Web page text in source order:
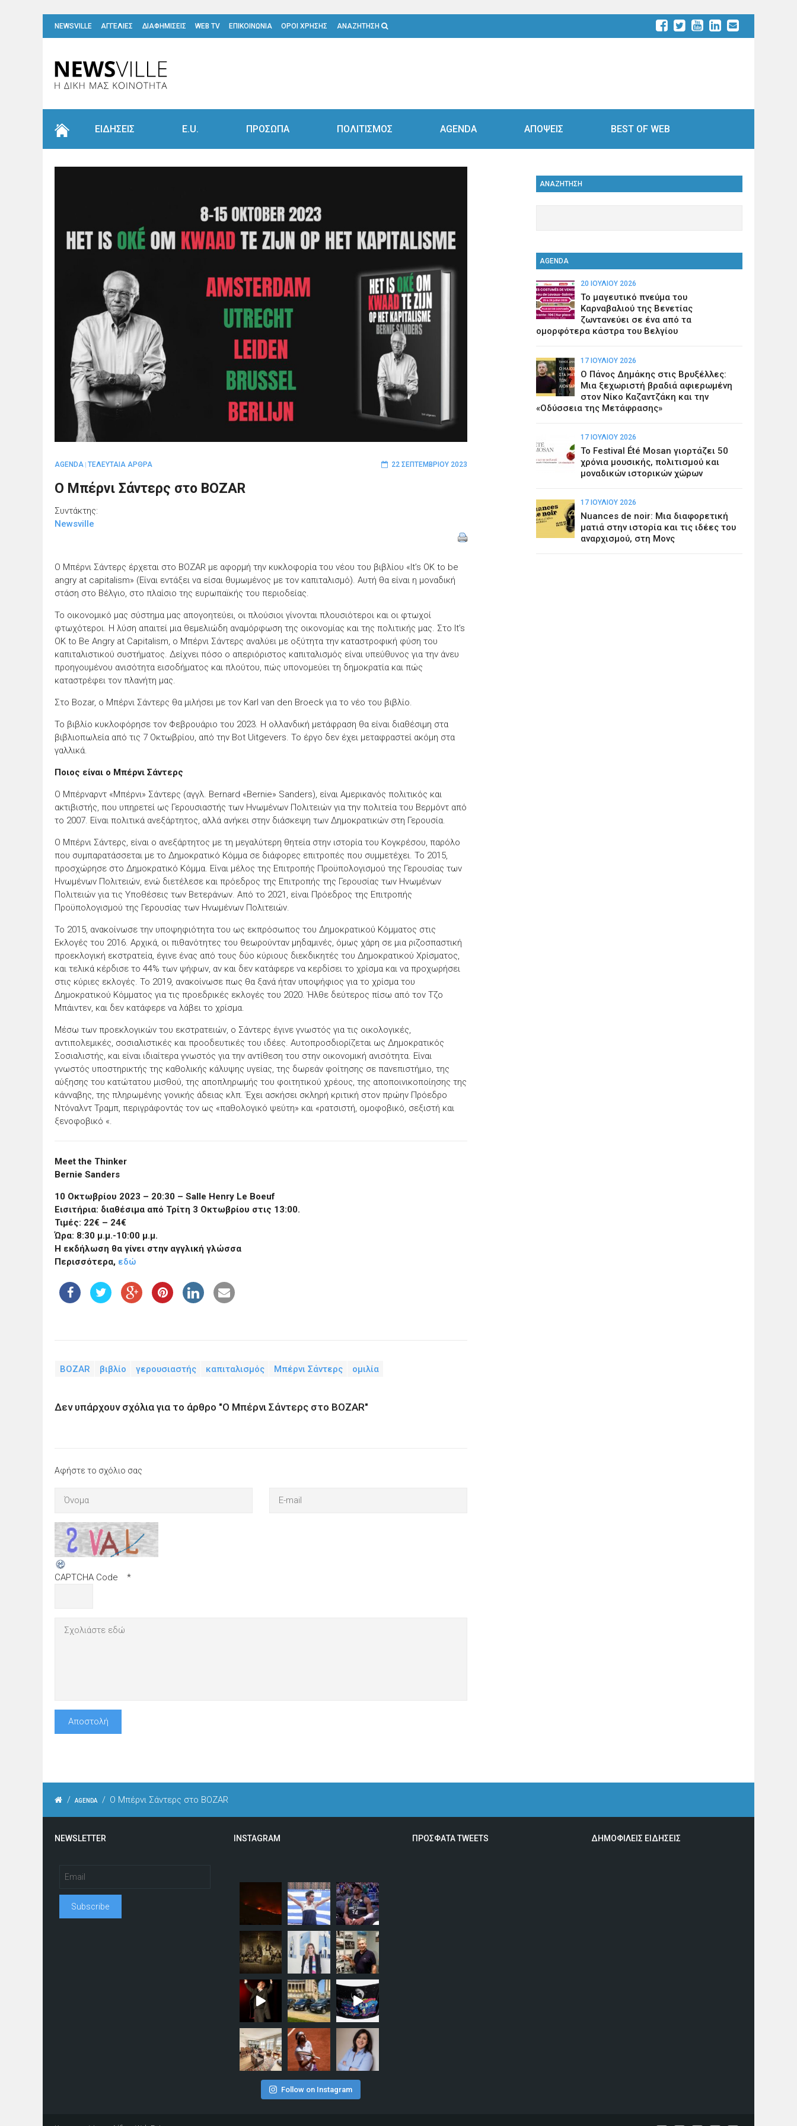
NEWSVILLE ΑΓΓΕΛΙΕΣ ΔΙΑΦΗΜΙΣΕΙΣ WEB TV ΕΠΙΚΟΙΝΩΝΙΑ ΟΡΟΙ ΧΡΗΣΗΣ ΑΝΑΖΗΤΗΣΗ
ΕΙΔΗΣΕΙΣ E.U. ΠΡΟΣΩΠΑ ΠΟΛΙΤΙΣΜΟΣ AGENDA ΑΠΟΨΕΙΣ BEST OF WEB
22 ΣΕΠΤΕΜΒΡΊΟΥ 2023
AGENDA ΤΕΛΕΥΤΑΙΑ ΑΡΘΡΑ
Ο Μπέρνι Σάντερς στο BOZAR
Συντάκτης:
Newsville
Ο Μπέρνι Σάντερς έρχεται στο BOZAR με αφορμή την κυκλοφορία του νέου του βιβλίου «It’s OK to be
angry at capitalism» (Είναι εντάξει να είσαι θυμωμένος με τον καπιταλισμό). Αυτή θα είναι η μοναδική
στάση στο Βέλγιο, στο πλαίσιο της ευρωπαϊκής του περιοδείας.
Το οικονομικό μας σύστημα μας απογοητεύει, οι πλούσιοι γίνονται πλουσιότεροι και οι φτωχοί
φτωχότεροι. Η λύση απαιτεί μια θεμελιώδη αναμόρφωση της οικονομίας και της πολιτικής μας. Στο It’s
OK to Be Angry at Capitalism, ο Μπέρνι Σάντερς αναλύει με οξύτητα την καταστροφική φύση του
καπιταλιστικού συστήματος. Δείχνει πόσο ο απεριόριστος καπιταλισμός είναι υπεύθυνος για την άνευ
προηγουμένου ανισότητα εισοδήματος και πλούτου, πώς υπονομεύει τη δημοκρατία και πώς
καταστρέφει τον πλανήτη μας.
Στο Bozar, ο Μπέρνι Σάντερς θα μιλήσει με τον Karl van den Broeck για το νέο του βιβλίο.
Το βιβλίο κυκλοφόρησε τον Φεβρουάριο του 2023. Η ολλανδική μετάφραση θα είναι διαθέσιμη στα
βιβλιοπωλεία από τις 7 Οκτωβρίου, από την Bot Uitgevers. Το έργο δεν έχει μεταφραστεί ακόμη στα
γαλλικά.
Ποιος είναι ο Μπέρνι Σάντερς
Ο Μπέρναρντ «Μπέρνι» Σάντερς (αγγλ. Bernard «Bernie» Sanders), είναι Αμερικανός πολιτικός και
ακτιβιστής, που υπηρετεί ως Γερουσιαστής των Ηνωμένων Πολιτειών για την πολιτεία του Βερμόντ από
το 2007. Είναι πολιτικά ανεξάρτητος, αλλά ανήκει στην διάσκεψη των Δημοκρατικών στη Γερουσία.
Ο Μπέρνι Σάντερς, είναι ο ανεξάρτητος με τη μεγαλύτερη θητεία στην ιστορία του Κογκρέσου, παρόλο
που συμπαρατάσσεται με το Δημοκρατικό Κόμμα σε διάφορες επιτροπές που συμμετέχει. Το 2015,
προσχώρησε στο Δημοκρατικό Κόμμα. Είναι μέλος της Επιτροπής Προϋπολογισμού της Γερουσίας των
Ηνωμένων Πολιτειών, ενώ διετέλεσε και πρόεδρος της Επιτροπής της Γερουσίας των Ηνωμένων
Πολιτειών για τις Υποθέσεις των Βετεράνων. Από το 2021, είναι Πρόεδρος της Επιτροπής
Προϋπολογισμού της Γερουσίας των Ηνωμένων Πολιτειών.
To 2015, ανακοίνωσε την υποψηφιότητα του ως εκπρόσωπος του Δημοκρατικού Κόμματος στις
Εκλογές του 2016. Αρχικά, οι πιθανότητες του θεωρούνταν μηδαμινές, όμως χάρη σε μια ριζοσπαστική
προεκλογική εκστρατεία, έγινε ένας από τους δύο κύριους διεκδικητές του Δημοκρατικού Χρίσματος,
και τελικά κέρδισε το 44% των ψήφων, αν και δεν κατάφερε να κερδίσει το χρίσμα και να προχωρήσει
στις κύριες εκλογές. Το 2019, ανακοίνωσε πως θα ξανά ήταν υποψήφιος για το χρίσμα του
Δημοκρατικού Κόμματος για τις προεδρικές εκλογές του 2020. Ήλθε δεύτερος πίσω από τον Τζο
Μπάιντεν, και δεν κατάφερε να λάβει το χρίσμα.
Μέσω των προεκλογικών του εκστρατειών, ο Σάντερς έγινε γνωστός για τις οικολογικές,
αντιπολεμικές, σοσιαλιστικές και προοδευτικές του ιδέες. Αυτοπροσδιορίζεται ως Δημοκρατικός
Σοσιαλιστής, και είναι ιδιαίτερα γνωστός για την αντίθεση του στην οικονομική ανισότητα. Είναι
γνωστός υποστηρικτής της καθολικής κάλυψης υγείας, της δωρεάν φοίτησης σε πανεπιστήμιο, της
αύξησης του κατώτατου μισθού, της αποπληρωμής του φοιτητικού χρέους, της αποποινικοποίησης της
κάνναβης, της πληρωμένης γονικής άδειας κλπ. Έχει ασκήσει σκληρή κριτική στον πρώην Πρόεδρο
Ντόναλντ Τραμπ, περιγράφοντάς τον ως «παθολογικό ψεύτη» και «ρατσιστή, ομοφοβικό, σεξιστή και
ξενοφοβικό «.
Meet the Thinker
Bernie Sanders
10 Οκτωβρίου 2023 – 20:30 – Salle Henry Le Boeuf
Εισιτήρια: διαθέσιμα από Τρίτη 3 Οκτωβρίου στις 13:00.
Τιμές: 22€ – 24€
Ώρα: 8:30 μ.μ.-10:00 μ.μ.
Η εκδήλωση θα γίνει στην αγγλική γλώσσα
Περισσότερα, εδώ
BOZAR βιβλίο γερουσιαστής καπιταλισμός Μπέρνι Σάντερς ομιλία
Δεν υπάρχουν σχόλια για το άρθρο "Ο Μπέρνι Σάντερς στο BOZAR"
Αφήστε το σχόλιο σας
CAPTCHA Code *
ΑΝΑΖΗΤΗΣΗ
AGENDA
20 ΙΟΥΛΊΟΥ 2026
Το μαγευτικό πνεύμα του
Καρναβαλιού της Βενετίας
ζωντανεύει σε ένα από τα
ομορφότερα κάστρα του Βελγίου
17 ΙΟΥΛΊΟΥ 2026
Ο Πάνος Δημάκης στις Βρυξέλλες:
Μια ξεχωριστή βραδιά αφιερωμένη
στον Νίκο Καζαντζάκη και την
«Οδύσσεια της Μετάφρασης»
17 ΙΟΥΛΊΟΥ 2026
Το Festival Été Mosan γιορτάζει 50
χρόνια μουσικής, πολιτισμού και
μοναδικών ιστορικών χώρων
17 ΙΟΥΛΊΟΥ 2026
Nuances de noir: Μια διαφορετική
ματιά στην ιστορία και τις ιδέες του
αναρχισμού, στη Μονς
/ AGENDA / Ο Μπέρνι Σάντερς στο BOZAR
NEWSLETTER INSTAGRAM
Follow on Instagram
ΠΡΟΣΦΑΤΑ TWEETS ΔΗΜΟΦΙΛΕΙΣ ΕΙΔΗΣΕΙΣ